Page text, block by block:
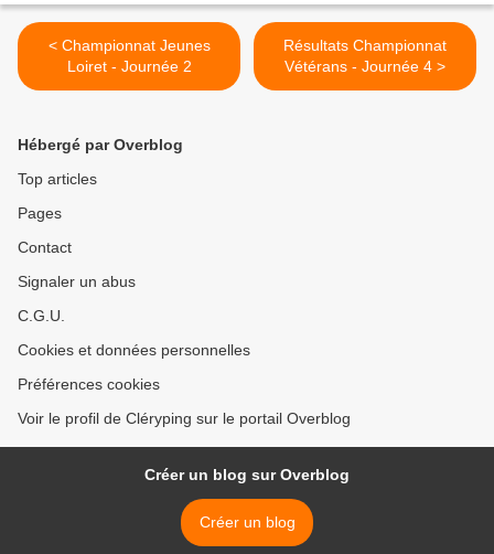
< Championnat Jeunes
Loiret - Journée 2
Résultats Championnat
Vétérans - Journée 4 >
Hébergé par Overblog
Top articles
Pages
Contact
Signaler un abus
C.G.U.
Cookies et données personnelles
Préférences cookies
Voir le profil de Cléryping sur le portail Overblog
Créer un blog sur Overblog
Créer un blog